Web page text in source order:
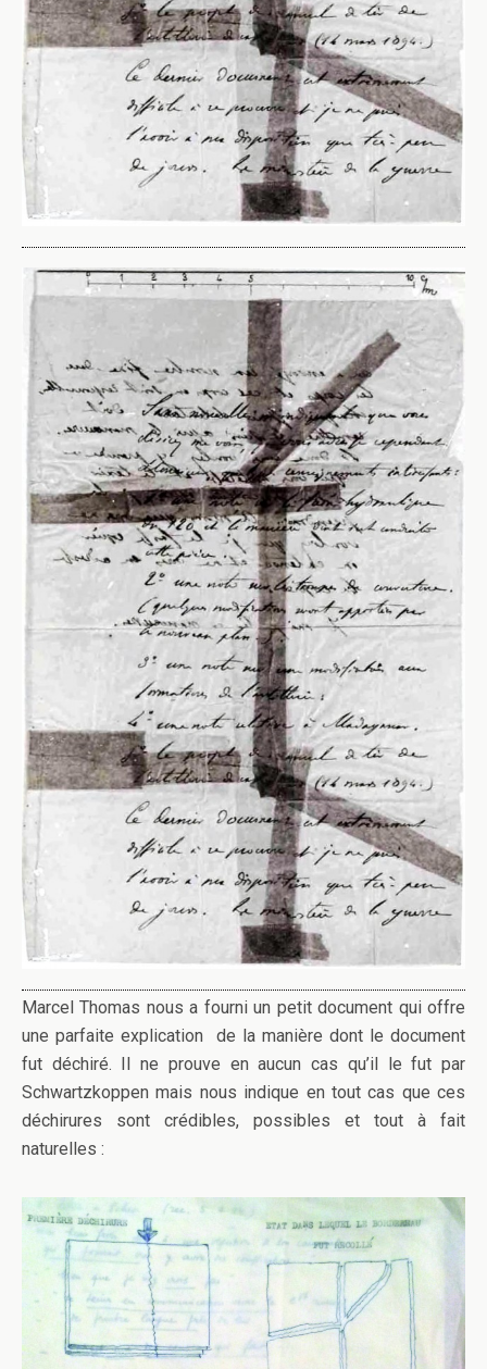
Marcel Thomas nous a fourni un petit document qui offre
une parfaite explication de la manière dont le document
fut déchiré. Il ne prouve en aucun cas qu’il le fut par
Schwartzkoppen mais nous indique en tout cas que ces
déchirures sont crédibles, possibles et tout à fait
naturelles :